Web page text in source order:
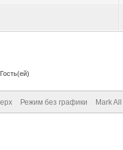
Режим без графики Mark